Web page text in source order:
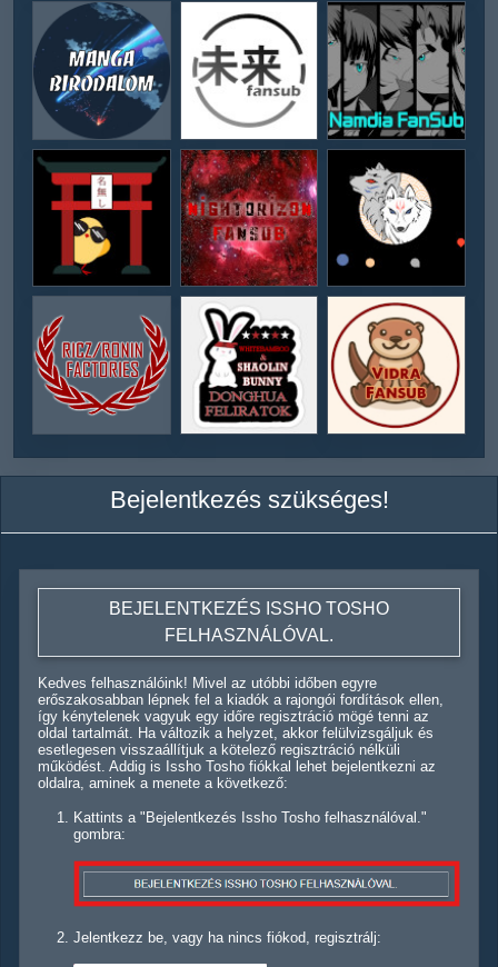
Bejelentkezés szükséges!
BEJELENTKEZÉS ISSHO TOSHO
FELHASZNÁLÓVAL.
Kedves felhasználóink! Mivel az utóbbi időben egyre
erőszakosabban lépnek fel a kiadók a rajongói fordítások ellen,
így kénytelenek vagyuk egy időre regisztráció mögé tenni az
oldal tartalmát. Ha változik a helyzet, akkor felülvizsgáljuk és
esetlegesen visszaállítjuk a kötelező regisztráció nélküli
működést. Addig is Issho Tosho fiókkal lehet bejelentkezni az
oldalra, aminek a menete a következő:
Kattints a "Bejelentkezés Issho Tosho felhasználóval."
gombra:
Jelentkezz be, vagy ha nincs fiókod, regisztrálj: